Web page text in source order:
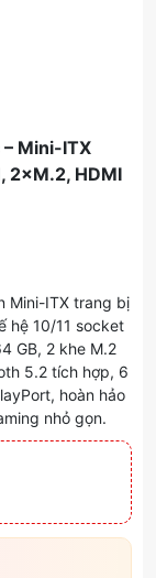
Mini-ITX
2×M.2, HDMI
Mini-ITX trang bị
hệ 10/11 socket
GB, 2 khe M.2
5.2 tích hợp, 6
hoàn hảo
nhỏ gọn.